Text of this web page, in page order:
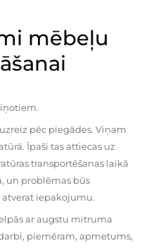
mēbeļu
pēc piegādes. Viņam
Īpaši tas attiecas uz
transportēšanas laikā
un problēmas būs
iepakojumu.
ar augstu mitruma
piemēram, apmetums,